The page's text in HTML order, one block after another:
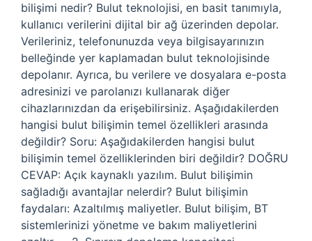
bilişimi nedir? Bulut teknolojisi, en basit tanımıyla,
kullanıcı verilerini dijital bir ağ üzerinden depolar.
Verileriniz, telefonunuzda veya bilgisayarınızın
belleğinde yer kaplamadan bulut teknolojisinde
depolanır. Ayrıca, bu verilere ve dosyalara e-posta
adresinizi ve parolanızı kullanarak diğer
cihazlarınızdan da erişebilirsiniz. Aşağıdakilerden
hangisi bulut bilişimin temel özellikleri arasında
değildir? Soru: Aşağıdakilerden hangisi bulut
bilişimin temel özelliklerinden biri değildir? DOĞRU
CEVAP: Açık kaynaklı yazılım. Bulut bilişimin
sağladığı avantajlar nelerdir? Bulut bilişimin
faydaları: Azaltılmış maliyetler. Bulut bilişim, BT
sistemlerinizi yönetme ve bakım maliyetlerini